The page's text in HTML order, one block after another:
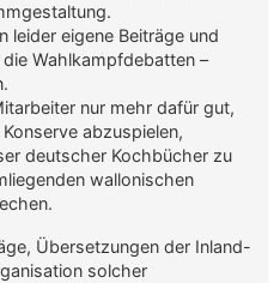
leider eigene Beiträge und
Wahlkampfdebatten –
nur mehr dafür gut,
abzuspielen,
deutscher Kochbücher zu
wallonischen
Übersetzungen der Inland-
solcher